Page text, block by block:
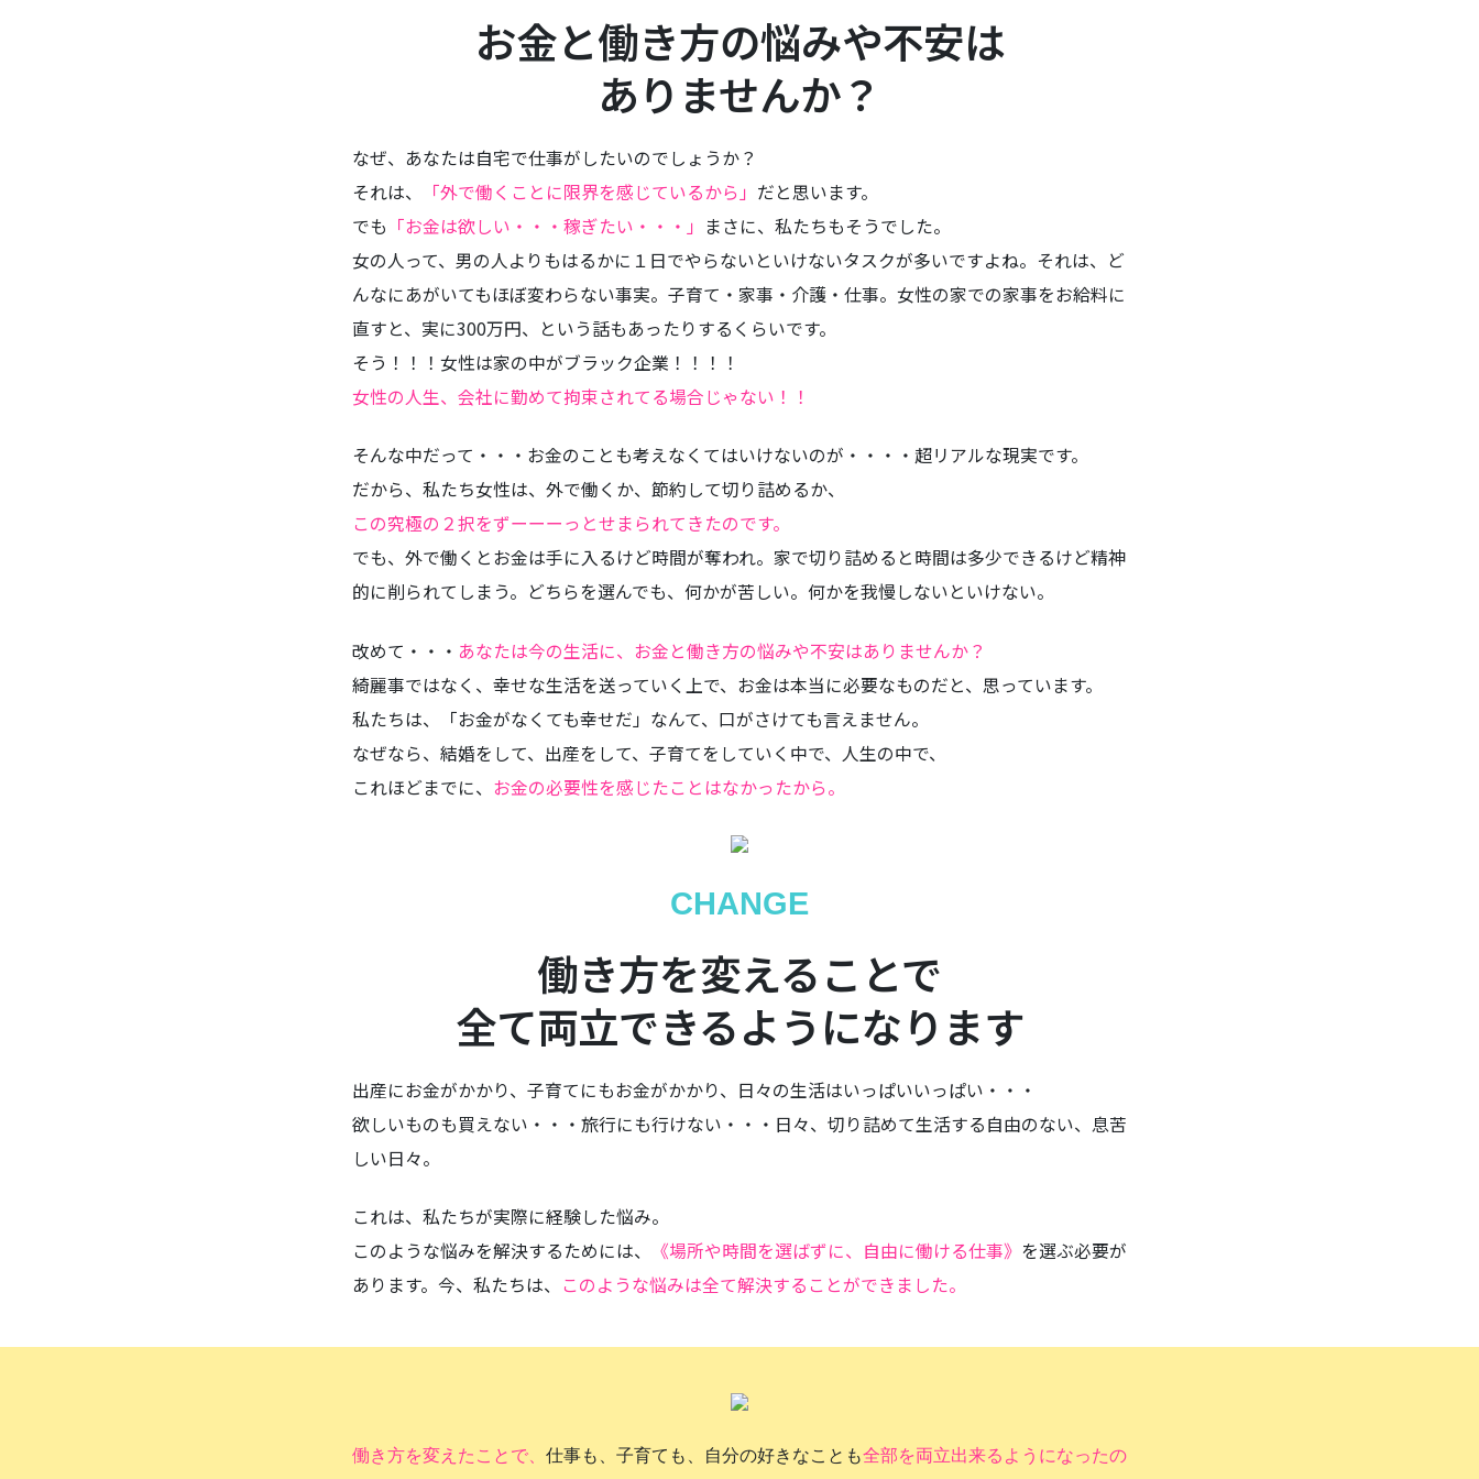
お金と働き方の悩みや不安は
ありませんか？
なぜ、あなたは自宅で仕事がしたいのでしょうか？
それは、
「外で働くことに限界を感じているから」 だと思います。
でも 「お金は欲しい・・・稼ぎたい・・・」 まさに、私たちもそうでした。
女の人って、男の人よりもはるかに１日でやらないといけないタスクが多いですよね。それは、ど
んなにあがいてもほぼ変わらない事実。子育て・家事・介護・仕事。女性の家での家事をお給料に
直すと、実に300万円、という話もあったりするくらいです。
そう！！！女性は家の中がブラック企業！！！！
女性の人生、会社に勤めて拘束されてる場合じゃない！！
そんな中だって・・・お金のことも考えなくてはいけないのが・・・・超リアルな現実です。
だから、私たち女性は、外で働くか、節約して切り詰めるか、
この究極の２択をずーーーっとせまられてきたのです。
でも、外で働くとお金は手に入るけど時間が奪われ。家で切り詰めると時間は多少できるけど精神
的に削られてしまう。どちらを選んでも、何かが苦しい。何かを我慢しないといけない。
改めて・・・ あなたは今の生活に、お金と働き方の悩みや不安はありませんか？
綺麗事ではなく、幸せな生活を送っていく上で、お金は本当に必要なものだと、思っています。
私たちは、「お金がなくても幸せだ」なんて、口がさけても言えません。
なぜなら、結婚をして、出産をして、子育てをしていく中で、人生の中で、
これほどまでに、 お金の必要性を感じたことはなかったから。
CHANGE
働き方を変えることで
全て両立できるようになります
出産にお金がかかり、子育てにもお金がかかり、日々の生活はいっぱいいっぱい・・・
欲しいものも買えない・・・旅行にも行けない・・・日々、切り詰めて生活する自由のない、息苦
しい日々。
これは、私たちが実際に経験した悩み。
このような悩みを解決するためには、
《場所や時間を選ばずに、自由に働ける仕事》 を選ぶ必要が
あります。今、私たちは、
このような悩みは全て解決することができました。
働き方を変えたことで、 仕事も、子育ても、自分の好きなことも全部を両立出来るようになったの